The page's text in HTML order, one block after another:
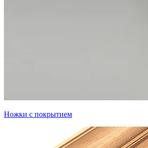
Ножки с покрытием